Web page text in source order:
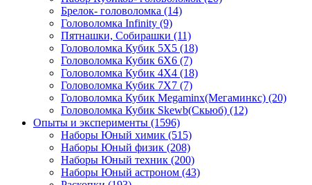
Брелок- головоломка (14)
Головоломка Infinity (9)
Пятнашки, Собирашки (11)
Головоломка Кубик 5Х5 (18)
Головоломка Кубик 6Х6 (7)
Головоломка Кубик 4Х4 (18)
Головоломка Кубик 7Х7 (7)
Головоломка Кубик Megaminx(Мегаминкс) (20)
Головоломка Кубик Skewb(Скьюб) (12)
Опыты и эксперименты (1596)
Наборы Юный химик (515)
Наборы Юный физик (208)
Наборы Юный техник (200)
Наборы Юный астроном (43)